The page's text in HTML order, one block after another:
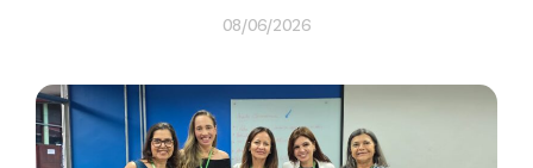
08/06/2026